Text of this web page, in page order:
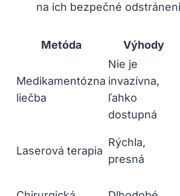
na ich bezpečné
Metóda Výhody
Medikamentózna
liečba
Nie je
invazívna,
ľahko
dostupná
Laserová terapia
Rýchla,
presná